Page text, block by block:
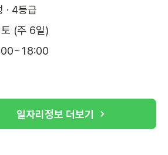
· 4등급
(주 6일)
일자리정보 더보기